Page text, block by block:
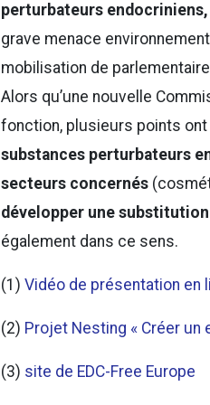
perturbateurs
grave menace
mobilisation de
Alors qu’une nouvelle
fonction, plusieurs points
substances perturbateurs
secteurs concernés
développer une
également dans ce sens.
(1) Vidéo de présentation en
(2) Projet Nesting « Créer un
(3) site de EDC-Free Europe